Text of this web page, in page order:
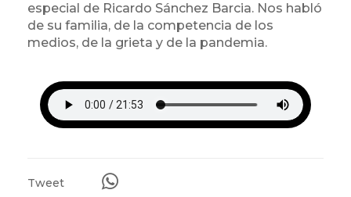
especial de Ricardo Sánchez Barcia. Nos habló
de su familia, de la competencia de los
medios, de la grieta y de la pandemia.
Tweet